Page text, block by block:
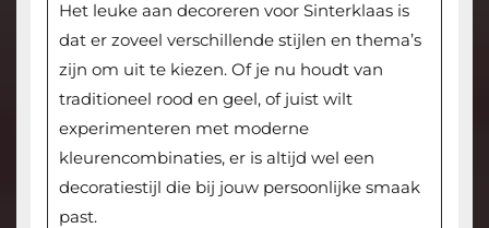
Het leuke aan decoreren voor Sinterklaas is
dat er zoveel verschillende stijlen en thema’s
zijn om uit te kiezen. Of je nu houdt van
traditioneel rood en geel, of juist wilt
experimenteren met moderne
kleurencombinaties, er is altijd wel een
decoratiestijl die bij jouw persoonlijke smaak
past.